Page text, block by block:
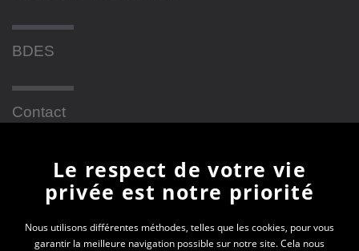
BDES
Contact
Newsletter
En vous inscrivant à la newsletter, vous recevrez
toutes les actualités des PEP 69
Le respect de votre vie
privée est notre priorité
Nous utilisons différentes méthodes, telles que les cookies, pour vous
garantir la meilleure navigation possible sur notre site. Cela nous